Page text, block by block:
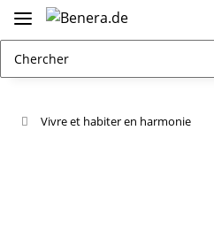
Vivre et habiter en harmonie